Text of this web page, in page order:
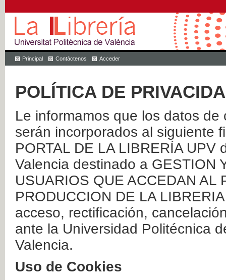
Principal Contáctenos Acceder
POLÍTICA DE
Le informamos que los datos
serán incorporados al siguiente
PORTAL DE LA LIBRERÍA
Valencia destinado a GESTION
USUARIOS QUE ACCEDAN AL
PRODUCCION DE LA
acceso, rectificación,
ante la Universidad Politécnica
Valencia.
Uso de Cookies